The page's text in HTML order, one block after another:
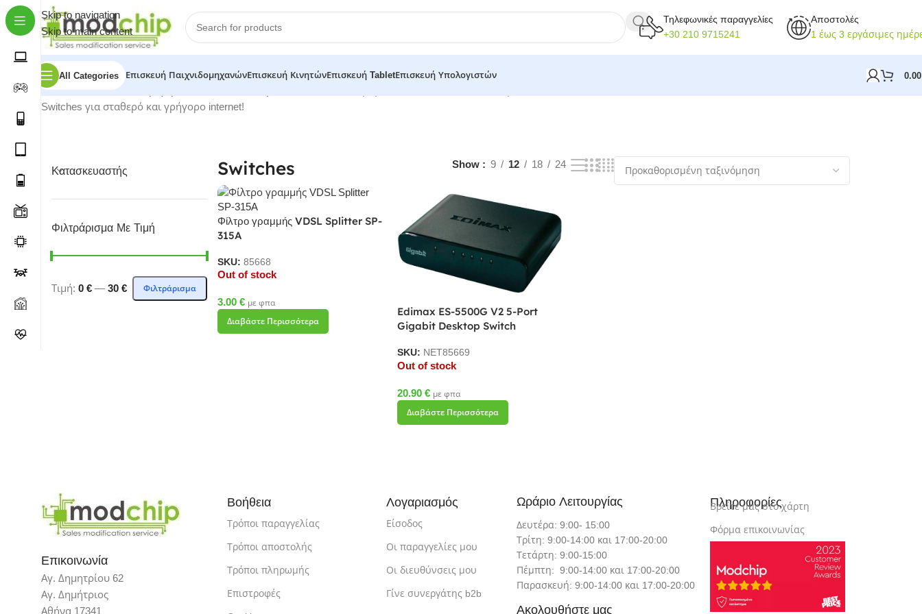
Skip to navigation
Skip to main content
Τηλεφωνικές παραγγελίες
+30 210 9715241
Αποστολές
1 έως 3 εργάσιμες
All Categories Επισκευή ΠαιχνιδομηχανώνΕπισκευή ΚινητώνΕπισκευή TabletΕπισκευή Υπολογιστών
Home-Shop-PC & Περιφερειακά
Switches για σταθερό και γρήγορο internet!
Κατασκευαστής
Φιλτράρισμα Με Τιμή
Φιλτράρισμα
Τιμή: 0 € — 30 €
Switches Show 9 12 18 24
Φίλτρο γραμμής VDSL Splitter SP-
315A
SKU: 85668
Out of stock
3.00 € με φπα
Διαβάστε Περισσότερα
Edimax ES-5500G V2 5-Port
Gigabit Desktop Switch
SKU: NET85669
Out of stock
20.90 € με φπα
Διαβάστε Περισσότερα
Επικοινωνία
Αγ. Δημητρίου 62
Αγ. Δημήτριος
Αθήνα 17341
Βοήθεια
Τρόποι παραγγελίας
Τρόποι αποστολής
Τρόποι πληρωμής
Επιστροφές
Λογαριασμός
Είσοδος
Οι παραγγελίες μου
Οι διευθύνσεις μου
Γίνε συνεργάτης b2b
Ωράριο Λειτουργίας
Δευτέρα: 9:00- 15:00
Τρίτη: 9:00-14:00 και 17:00-20:00
Τετάρτη: 9:00-15:00
Πέμπτη: 9:00-14:00 και 17:00-20:00
Παρασκευή: 9:00-14:00 και 17:00-20:00
Ακολουθήστε μας
Πληροφορίες
Βρείτε μας στο χάρτη
Φόρμα επικοινωνίας